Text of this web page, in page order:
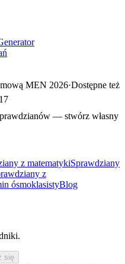
MEN 2026·Dostępne też
— stwórz własny
z matematykiSprawdziany
z
ósmoklasistyBlog
się